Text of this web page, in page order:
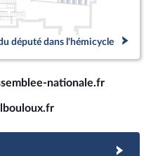
député dans l'hémicycle
nationale.fr